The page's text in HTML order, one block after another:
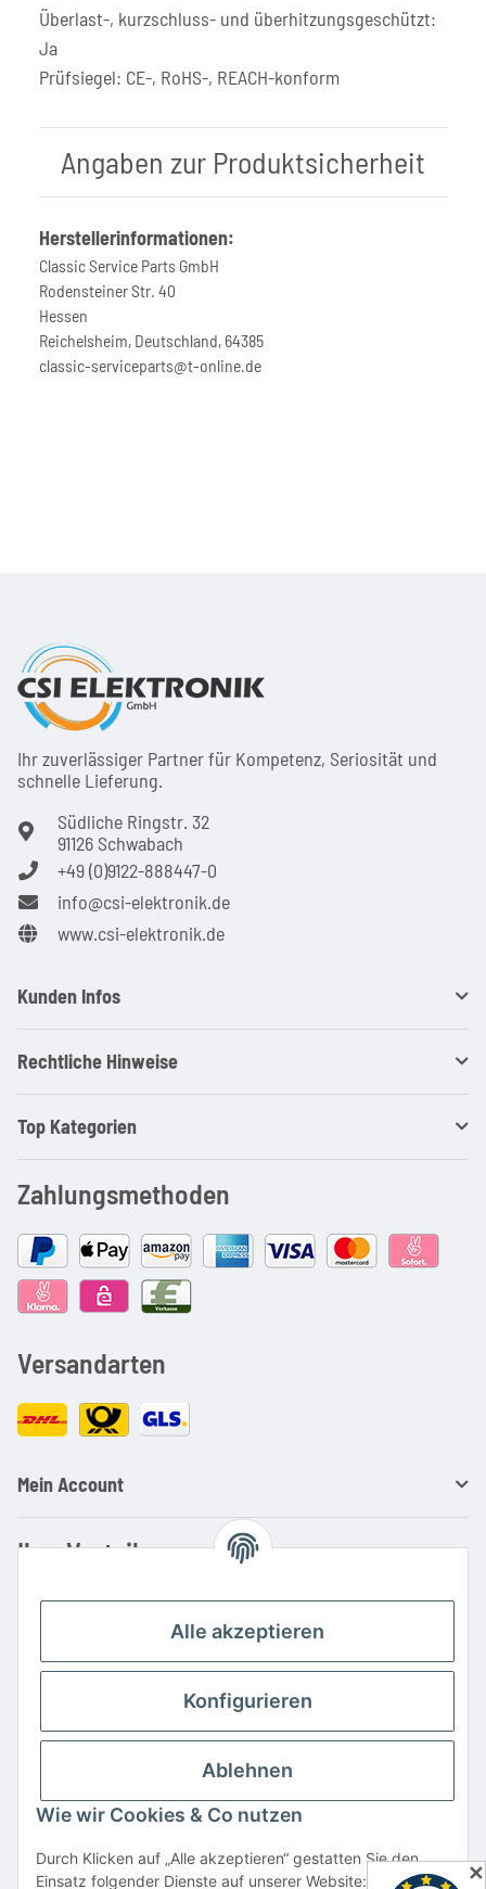
Überlast-, kurzschluss- und überhitzungsgeschützt:
Ja
Prüfsiegel: CE-, RoHS-, REACH-konform
Angaben zur Produktsicherheit
Herstellerinformationen:
Classic Service Parts GmbH
Rodensteiner Str. 40
Hessen
Reichelsheim, Deutschland, 64385
classic-serviceparts@t-online.de
Ihr zuver­läs­siger Partner für Kom­pe­tenz, Seri­osi­tät und
schnel­le Lie­ferung.
Südliche Ringstr. 32
91126 Schwabach
+49 (0)9122-888447-0
info@csi-elektronik.de
www.csi-elektronik.de
Kunden Infos
Rechtliche Hinweise
Top Kategorien
Zahlungsmethoden
Versandarten
Mein Account
Ihre Vorteile
Kauf auf Rechnung
Große Auswahl an Netzteilen und Ladegeräten
Schnelle Lieferung
Hohe Lagerverfügbarkeit
Vertrag widerrufen
Alle akzeptieren
Konfigurieren
Ablehnen
Wie wir Cookies & Co nutzen
Durch Klicken auf „Alle akzeptieren“ gestatten Sie den
Einsatz folgender Dienste auf unserer Website: YouTube,
✕